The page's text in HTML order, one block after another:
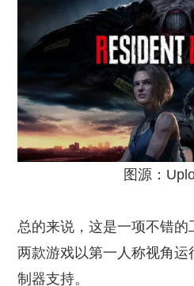
图源：
总的来说，这是一项不错
两款游戏以第一人称视角运
制器支持。